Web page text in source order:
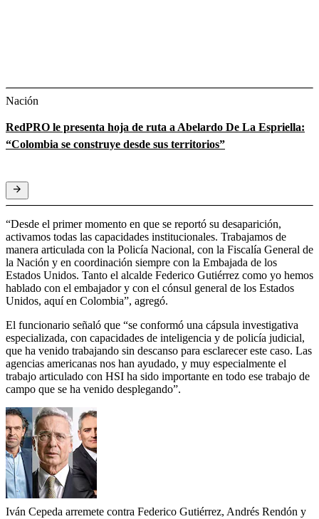
Nación
RedPRO le presenta hoja de ruta a Abelardo De La Espriella:
“Colombia se construye desde sus territorios”
“Desde el primer momento en que se reportó su desaparición,
activamos todas las capacidades institucionales. Trabajamos de
manera articulada con la Policía Nacional, con la Fiscalía General de
la Nación y en coordinación siempre con la Embajada de los
Estados Unidos. Tanto el alcalde Federico Gutiérrez como yo hemos
hablado con el embajador y con el cónsul general de los Estados
Unidos, aquí en Colombia”, agregó.
El funcionario señaló que “se conformó una cápsula investigativa
especializada, con capacidades de inteligencia y de policía judicial,
que ha venido trabajando sin descanso para esclarecer este caso. Las
agencias americanas nos han ayudado, y muy especialmente el
trabajo articulado con HSI ha sido importante en todo ese trabajo de
campo que se ha venido desplegando”.
Iván Cepeda arremete contra Federico Gutiérrez, Andrés Rendón y